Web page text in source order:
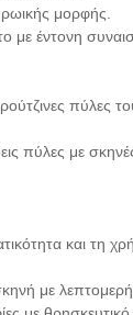
μορφής.
έντονη
πύλες
με
και τη
με λεπτομερή